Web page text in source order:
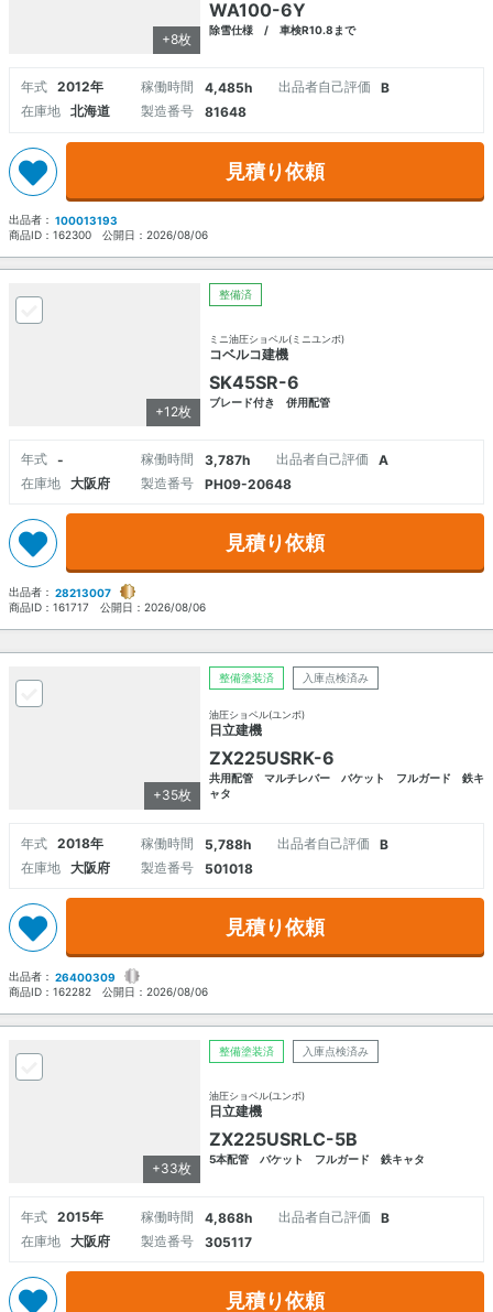
+8枚
WA100-6Y
除雪仕様 / 車検R10.8まで
年式 2012年 稼働時間 4,485h 出品者自己評価
B
在庫地
北海道 製造番号 81648
見積り依頼
出品者： 100013193
商品ID： 162300 公開日： 2026/08/06
+12枚
整備済
ミニ油圧ショベル(ミニユンボ)
コベルコ建機
SK45SR-6
ブレード付き 併用配管
年式 - 稼働時間 3,787h 出品者自己評価
A
在庫地
大阪府 製造番号 PH09-20648
見積り依頼
出品者： 28213007
商品ID： 161717 公開日： 2026/08/06
+35枚
整備塗装済 入庫点検済み
油圧ショベル(ユンボ)
日立建機
ZX225USRK-6
共用配管 マルチレバー バケット フルガード 鉄キ
ャタ
年式 2018年 稼働時間 5,788h 出品者自己評価
B
在庫地
大阪府 製造番号 501018
見積り依頼
出品者： 26400309
商品ID： 162282 公開日： 2026/08/06
+33枚
整備塗装済 入庫点検済み
油圧ショベル(ユンボ)
日立建機
ZX225USRLC-5B
5本配管 バケット フルガード 鉄キャタ
年式 2015年 稼働時間 4,868h 出品者自己評価
B
在庫地
大阪府 製造番号 305117
見積り依頼